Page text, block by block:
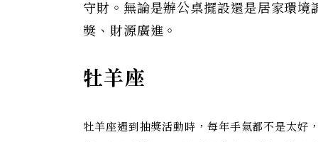
守財。無論是辦公桌擺設還是居家環
獎、財源廣進。
牡羊座
牡羊座遇到抽獎活動時，每年手氣都不是太好